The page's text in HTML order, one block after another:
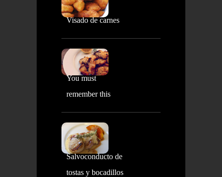
Visado de carnes
You must
remember this
Salvoconducto de
tostas y bocadillos